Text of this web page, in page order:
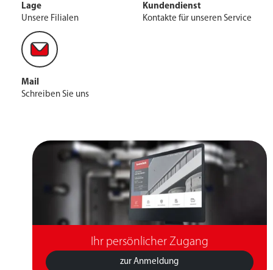
Lage
Unsere Filialen
Kundendienst
Kontakte für unseren Service
Mail
Schreiben Sie uns
Ihr persönlicher Zugang
zur Anmeldung